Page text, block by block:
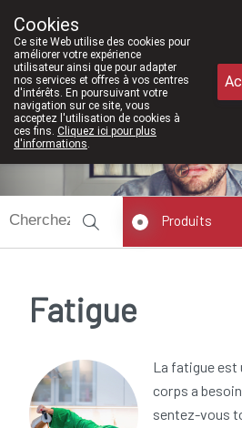
Aujourd'hui
Produits
Fatigue
La fatigue est
corps a
sentez-vous
Cookies
Ce site Web utilise des cookies pour
améliorer votre expérience
utilisateur ainsi que pour adapter
nos services et offres à vos centres
d'intérêts. En poursuivant votre
navigation sur ce site, vous
acceptez l'utilisation de cookies à
ces fins. Cliquez ici pour plus
d'informations.